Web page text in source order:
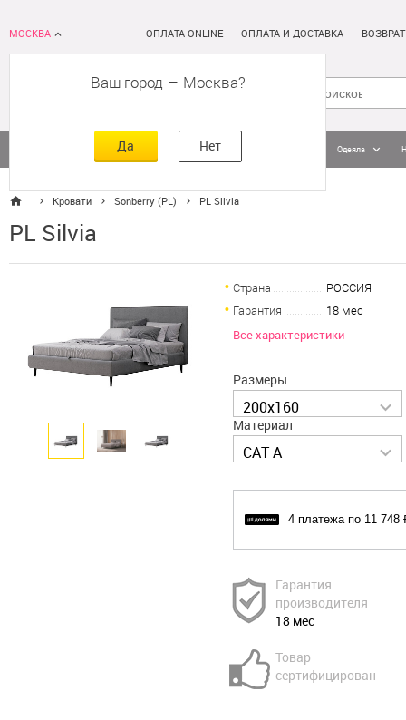
МОСКВА
Ваш город – Москва
Да Нет
ОПЛАТА ONLINE ОПЛАТА И ДОСТАВКА
Кровати Постельное белье Одеяла
Кровати Sonberry (PL) PL Silvia
PL Silvia
Страна
РОССИЯ
Гарантия
18 мес
Все характеристики
Размеры
200x160
Материал
CAT A
4 платежа по 11 748
Гарантия
производителя
18 мес
Товар
сертифицирован